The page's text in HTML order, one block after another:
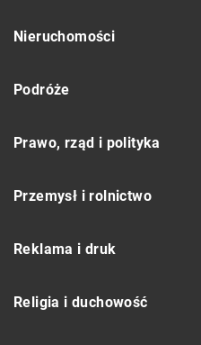
Nieruchomości
Podróże
Prawo, rząd i polityka
Przemysł i rolnictwo
Reklama i druk
Religia i duchowość